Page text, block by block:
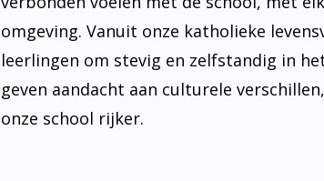
omgeving. Vanuit onze katholieke
leerlingen om stevig en zelfstandig in
geven aandacht aan culturele
onze school rijker.